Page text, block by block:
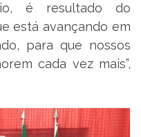
é resultado do
está avançando em
para que nossos
cada vez mais”,